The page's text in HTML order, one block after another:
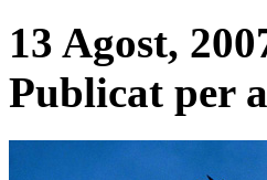
13 Agost,
Publicat per